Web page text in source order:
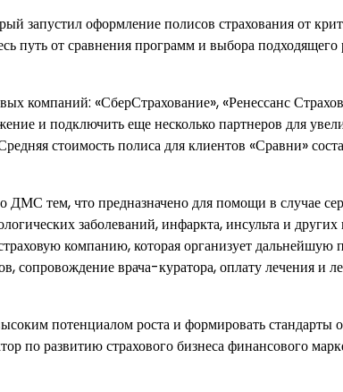
запустил оформление полисов страхования от
путь от сравнения программ и выбора
компаний: «СберСтрахование», «Ренессанс
и подключить еще несколько партнеров для
стоимость полиса для клиентов «Сравни»
ДМС тем, что предназначено для помощи в случае
заболеваний, инфаркта, инсульта и
компанию, которая организует дальнейшую
врача-куратора, оплату лечения и
потенциалом роста и формировать стандарты
по развитию страхового бизнеса финансового